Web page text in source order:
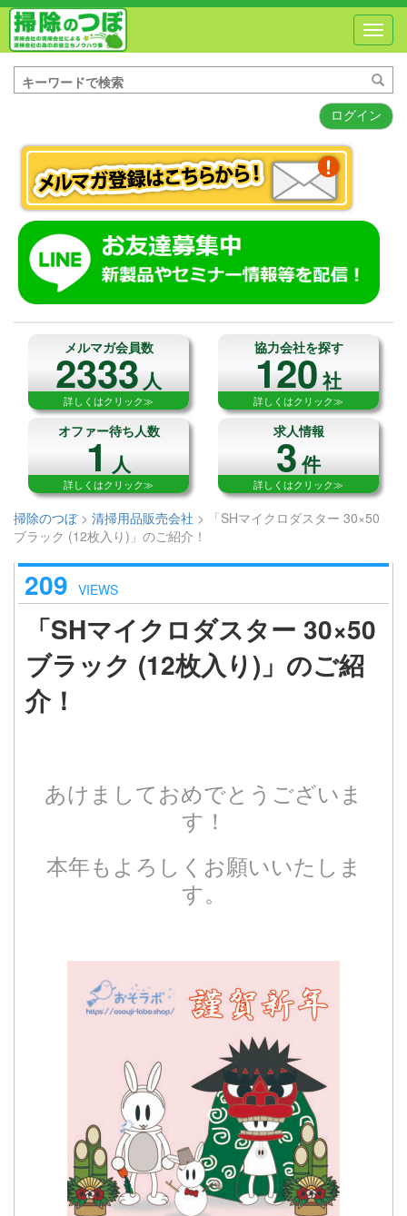
ログイン
メルマガ会員数
2333人
詳しくはクリック≫
協力会社を探す
120社
詳しくはクリック≫
オファー待ち人数
1人
詳しくはクリック≫
求人情報
3件
詳しくはクリック≫
掃除のつぼ> 清掃用品販売会社 >
「SHマイクロダスター 30×50
ブラック (12枚入り)」のご紹介！
209 VIEWS
「SHマイクロダスター 30×50
ブラック (12枚入り)」のご紹
介！
あけましておめでとうございま
す！
本年もよろしくお願いいたしま
す。